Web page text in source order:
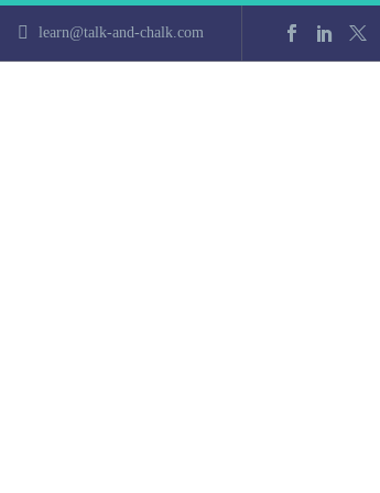
learn@talk-and-chalk.com